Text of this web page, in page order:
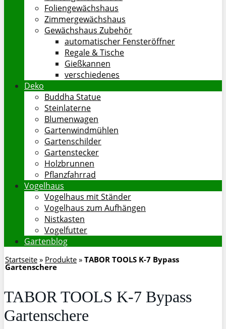
Foliengewächshaus
Zimmergewächshaus
Gewächshaus Zubehör
automatischer Fensteröffner
Regale & Tische
Gießkannen
verschiedenes
Deko
Buddha Statue
Steinlaterne
Blumenwagen
Gartenwindmühlen
Gartenschilder
Gartenstecker
Holzbrunnen
Pflanzfahrrad
Vogelhaus
Vogelhaus mit Ständer
Vogelhaus zum Aufhängen
Nistkasten
Vogelfutter
Gartenblog
Startseite » Produkte » TABOR TOOLS K-7 Bypass
Gartenschere
TABOR TOOLS K-7 Bypass
Gartenschere